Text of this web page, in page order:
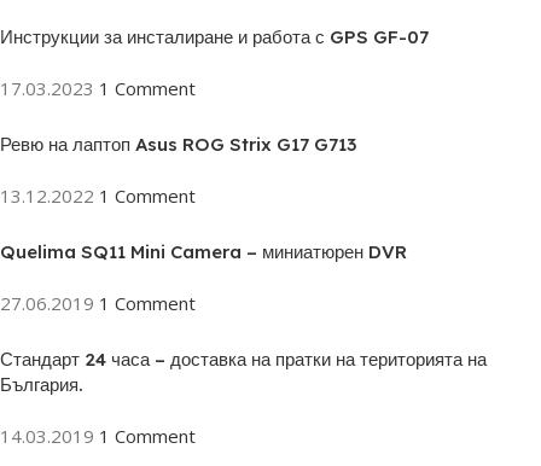
Инструкции за инсталиране и работа с GPS GF-07
17.03.2023 1 Comment
Ревю на лаптоп Asus ROG Strix G17 G713
13.12.2022 1 Comment
Quelima SQ11 Mini Camera – миниатюрен DVR
27.06.2019 1 Comment
Стандарт 24 часа – доставка на пратки на територията на
България.
14.03.2019 1 Comment